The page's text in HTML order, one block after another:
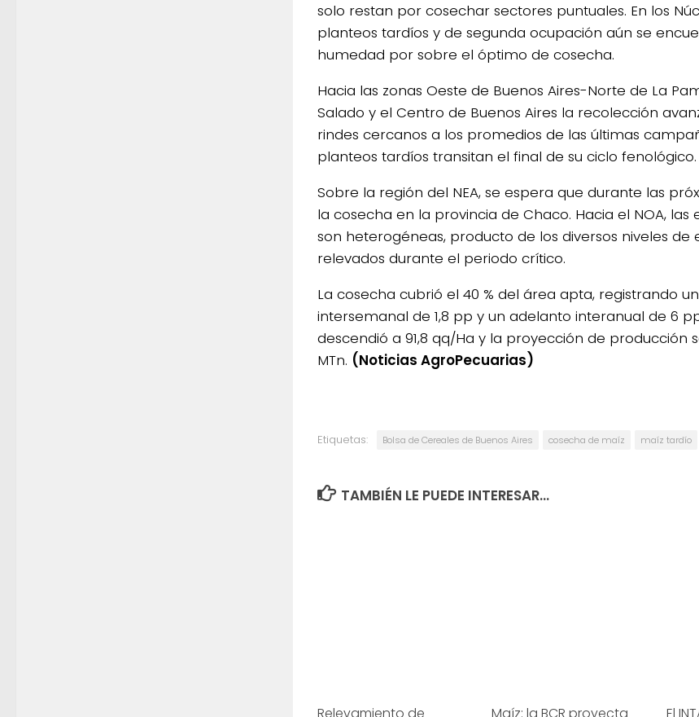
solo restan por cosechar sectores puntuales. En los
planteos tardíos y de segunda ocupación aún se
humedad por sobre el óptimo de cosecha.
Hacia las zonas Oeste de Buenos Aires-Norte de La
Salado y el Centro de Buenos Aires la recolección
rindes cercanos a los promedios de las últimas
planteos tardíos transitan el final de su ciclo fenológico.
Sobre la región del NEA, se espera que durante las
la cosecha en la provincia de Chaco. Hacia el NOA, las
son heterogéneas, producto de los diversos niveles de
relevados durante el periodo crítico.
La cosecha cubrió el 40 % del área apta, registrando
intersemanal de 1,8 pp y un adelanto interanual de 6
descendió a 91,8 qq/Ha y la proyección de producción
MTn. (Noticias AgroPecuarias)
Etiquetas: Bolsa de Cereales de Buenos Aires cosecha de maíz maíz tardío
TAMBIÉN LE PUEDE INTERESAR...